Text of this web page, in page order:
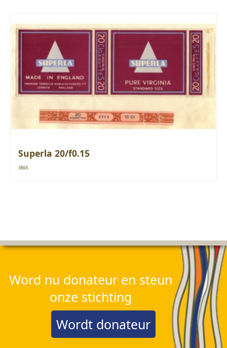
Superla 20/f0.15
3865
Word nu donateur en steun
onze stichting
Wordt donateur